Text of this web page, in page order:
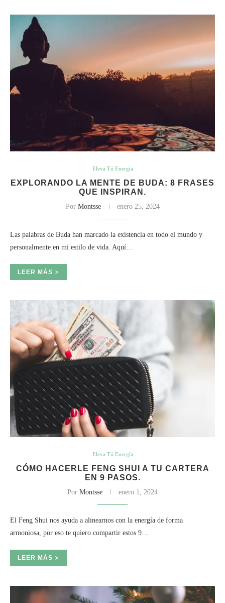
Eleva Tú Energía
EXPLORANDO LA MENTE DE BUDA: 8 FRASES
QUE INSPIRAN.
Por Montsse enero 25, 2024
Las palabras de Buda han marcado la existencia en todo el mundo y
personalmente en mi estilo de vida. Aquí…
LEER MÁS
Eleva Tú Energía
CÓMO HACERLE FENG SHUI A TU CARTERA
EN 9 PASOS.
Por Montsse enero 1, 2024
El Feng Shui nos ayuda a alinearnos con la energía de forma
armoniosa, por eso te quiero compartir estos 9…
LEER MÁS